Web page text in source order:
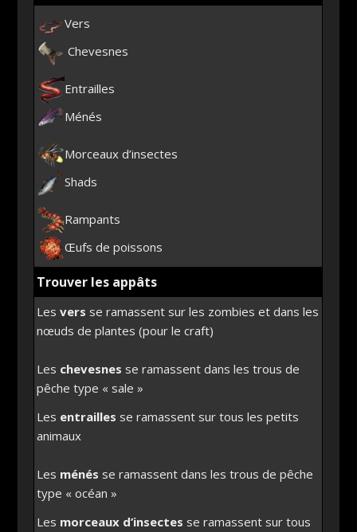
Vers
Chevesnes
Entrailles
Ménés
Morceaux d’insectes
Shads
Rampants
Œufs de poissons
Trouver les appâts
Lesvers se ramassent sur les zombies et dans les
nœuds de plantes (pour le craft)
Les chevesnes se ramassent dans les trous de
pêche type « sale »
Les entrailles se ramassent sur tous les petits
animaux
Les ménés se ramassent dans les trous de pêche
type « océan »
Les morceaux d’insectes se ramassent sur tous